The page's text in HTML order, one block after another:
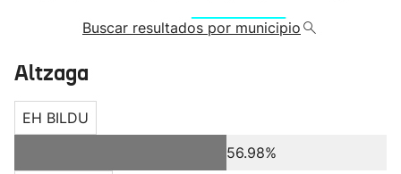
Buscar resultados por municipio
Altzaga
EH BILDU
56.98%